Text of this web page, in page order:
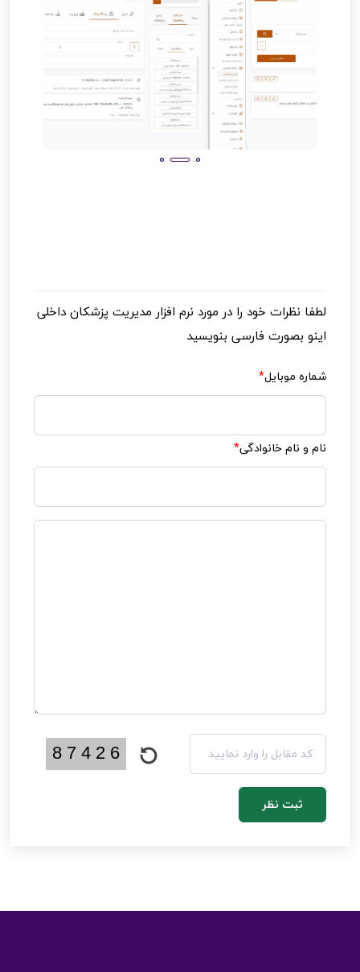
لطفا نظرات خود را در مورد نرم افزار مدیریت پزشکان داخلی
اینو بصورت فارسی بنویسید
شماره موبایل*
نام و نام خانوادگی*
ثبت نظر